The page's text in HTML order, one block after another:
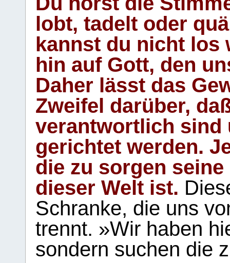
lobt, tadelt oder
kannst du nicht los
hin auf Gott, den
Daher lässt das
Zweifel darüber,
verantwortlich sind
gerichtet werden.
die zu sorgen
dieser Welt ist.
Schranke, die uns
trennt. »Wir haben
sondern suchen die